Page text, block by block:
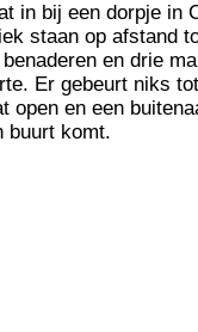
in bij een dorpje in
staan op afstand
en drie
Er gebeurt niks
open en een
buurt komt.